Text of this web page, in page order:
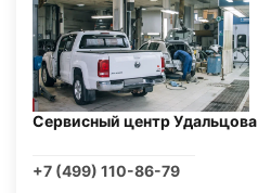
Сервисный центр Удальцова
+7 (499) 110-86-79